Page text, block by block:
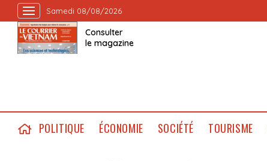
Samedi 08/08/2026
Consulter
le magazine
POLITIQUE ÉCONOMIE SOCIÉTÉ TOURISME